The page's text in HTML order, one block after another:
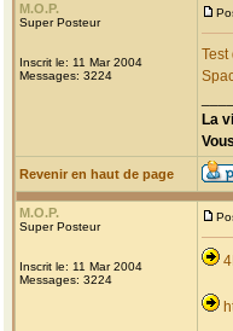
M.O.P.
Super Posteur
Inscrit le: 11 Mar 2004
Messages: 3224
La
Revenir en haut de page
M.O.P.
Super Posteur
Inscrit le: 11 Mar 2004
Messages: 3224